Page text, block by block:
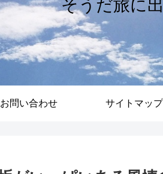
そうだ旅に
お問い合わせ サイトマップ